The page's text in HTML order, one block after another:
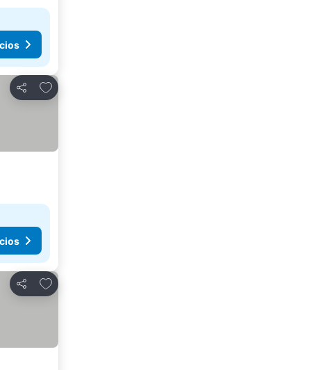
Compartir
Agregar a favoritos
Compartir
Agregar a favoritos